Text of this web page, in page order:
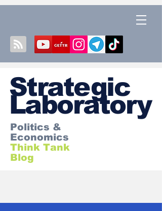
Strategic
Laboratory
Politics &
Economics
Think Tank
Blog